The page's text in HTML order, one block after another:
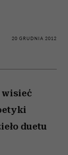
20 GRUDNIA 2012
wisieć
duetu